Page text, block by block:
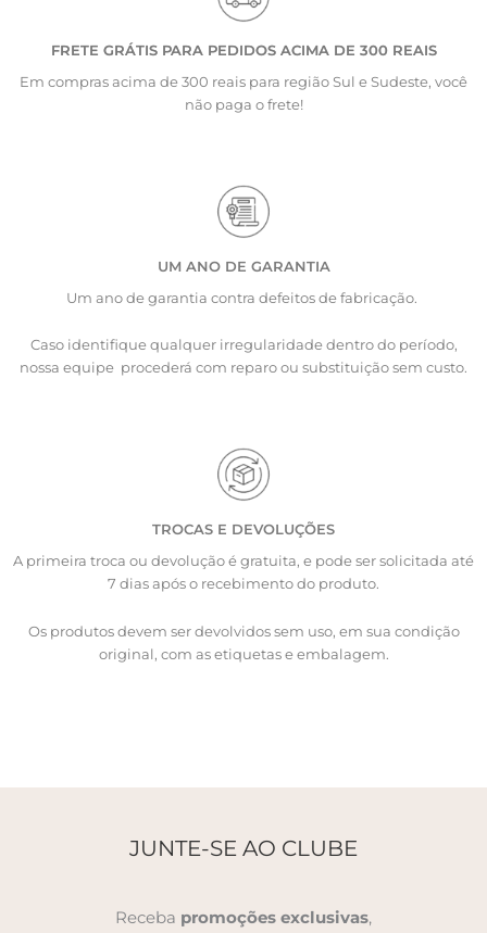
FRETE GRÁTIS PARA PEDIDOS ACIMA DE 300 REAIS
Em compras acima de 300 reais para região Sul e Sudeste, você
não paga o frete!
UM ANO DE GARANTIA
Um ano de garantia contra defeitos de fabricação.
Caso identifique qualquer irregularidade dentro do período,
nossa equipe procederá com reparo ou substituição sem custo.
TROCAS E DEVOLUÇÕES
A primeira troca ou devolução é gratuita, e pode ser solicitada até
7 dias após o recebimento do produto.
Os produtos devem ser devolvidos sem uso, em sua condição
original, com as etiquetas e embalagem.
JUNTE-SE AO CLUBE
Receba promoções exclusivas,